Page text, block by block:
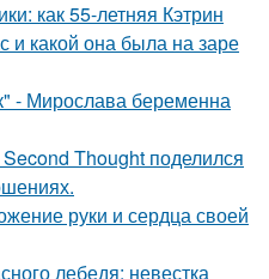
как 55-летняя Кэтрин
и какой она была на заре
- Мирослава беременна
Thought поделился
руки и сердца своей
лебедя: невестка